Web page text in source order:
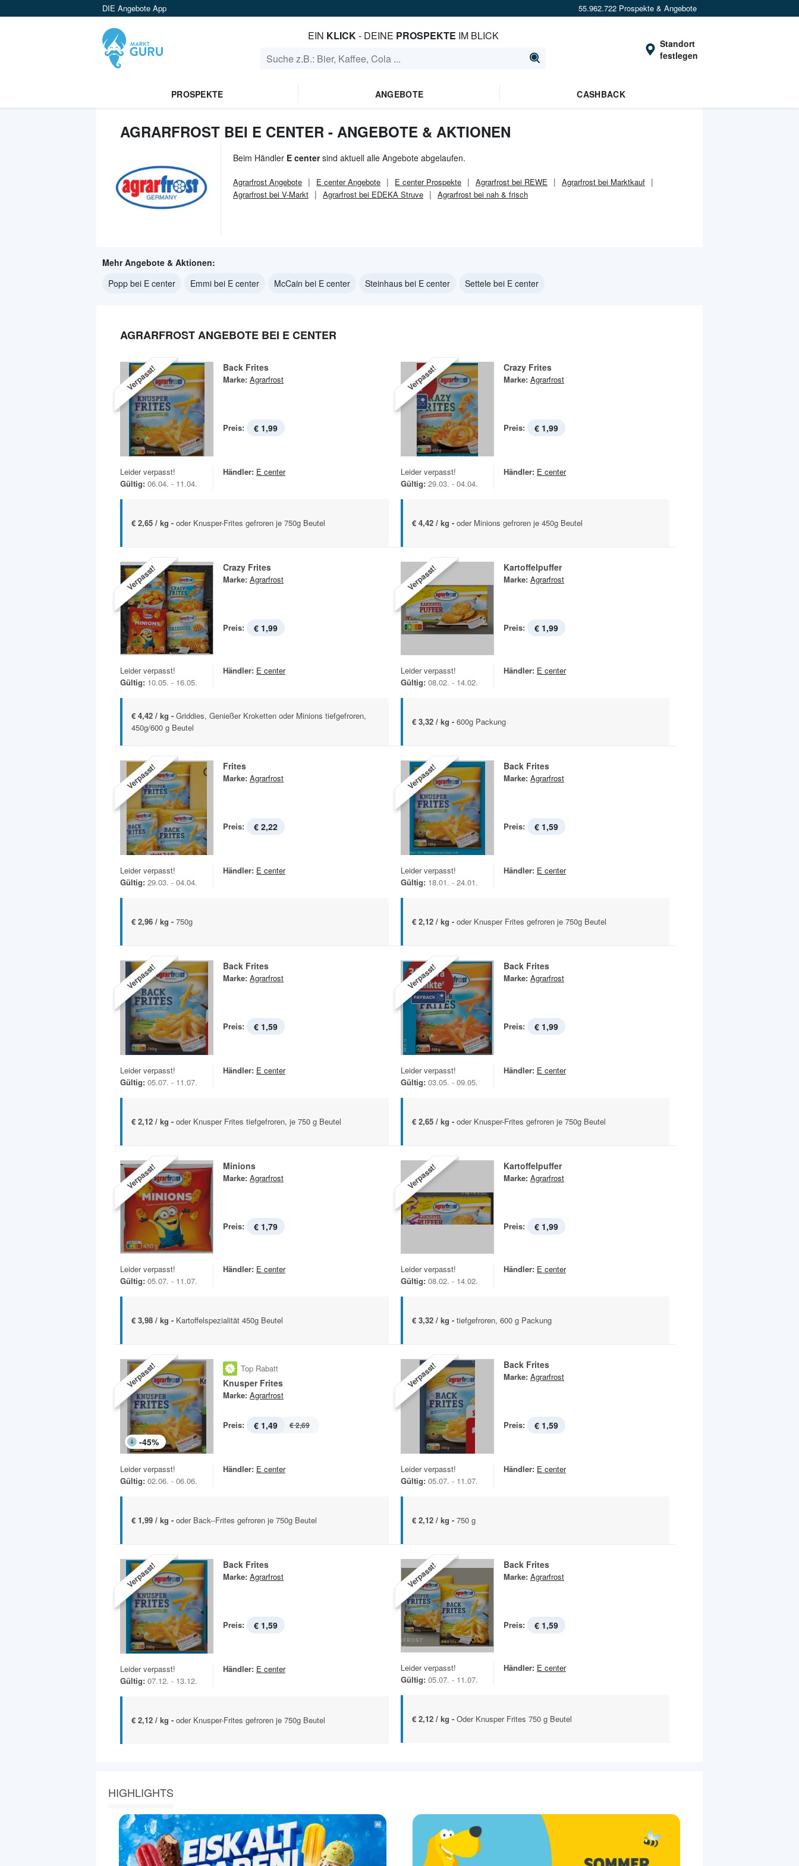
DIE Angebote App 55.962.722 Prospekte & Angebote
EIN KLICK- DEINE PROSPEKTE IM BLICK
Standort
festlegen
PROSPEKTE ANGEBOTE CASHBACK
AGRARFROST BEI E CENTER - ANGEBOTE & AKTIONEN
Beim Händler E centersind aktuell alle Angebote abgelaufen.
Agrarfrost Angebote E centerAngebote E centerProspekte Agrarfrost bei REWE
Agrarfrost bei Marktkauf
Agrarfrost bei V-Markt
Agrarfrost bei EDEKA Struve Agrarfrost bei nah & frisch
Mehr Angebote & Aktionen:
Popp bei E center
Emmi bei E center McCain bei E center Steinhaus bei E center Settele bei E center
AGRARFROST ANGEBOTE BEI E CENTER
Verpasst! Back Frites
Marke: Agrarfrost
Preis: € 1,99
Leider verpasst!
Gültig: 06.04. - 11.04.
Händler: E center
€ 2,65 / kg - oder Knusper-Frites gefroren je 750g Beutel
Verpasst! Crazy Frites
Marke: Agrarfrost
Preis: € 1,99
Leider verpasst!
Gültig: 29.03. - 04.04.
Händler: E center
€ 4,42 / kg - oder Minions gefroren je 450g Beutel
Verpasst! Crazy Frites
Marke: Agrarfrost
Preis: € 1,99
Leider verpasst!
Gültig: 10.05. - 16.05.
Händler: E center
€ 4,42 / kg - Griddies, Genießer Kroketten oder Minions tiefgefroren,
450g/600 g Beutel
Verpasst! Kartoffelpuffer
Marke: Agrarfrost
Preis: € 1,99
Leider verpasst!
Gültig: 08.02. - 14.02.
Händler: E center
€ 3,32 / kg - 600g Packung
Verpasst! Frites
Marke: Agrarfrost
Preis: € 2,22
Leider verpasst!
Gültig: 29.03. - 04.04.
Händler: E center
€ 2,96 / kg - 750g
Verpasst! Back Frites
Marke: Agrarfrost
Preis: € 1,59
Leider verpasst!
Gültig: 18.01. - 24.01.
Händler: E center
€ 2,12 / kg - oder Knusper Frites gefroren je 750g Beutel
Verpasst! Back Frites
Marke: Agrarfrost
Preis: € 1,59
Leider verpasst!
Gültig: 05.07. - 11.07.
Händler: E center
€ 2,12 / kg - oder Knusper Frites tiefgefroren, je 750 g Beutel
Verpasst! Back Frites
Marke: Agrarfrost
Preis: € 1,99
Leider verpasst!
Gültig: 03.05. - 09.05.
Händler: E center
€ 2,65 / kg - oder Knusper-Frites gefroren je 750g Beutel
Verpasst! Minions
Marke: Agrarfrost
Preis: € 1,79
Leider verpasst!
Gültig: 05.07. - 11.07.
Händler: E center
€ 3,98 / kg - Kartoffelspezialität 450g Beutel
Verpasst! Kartoffelpuffer
Marke: Agrarfrost
Preis: € 1,99
Leider verpasst!
Gültig: 08.02. - 14.02.
Händler: E center
€ 3,32 / kg - tiefgefroren, 600 g Packung
Verpasst!
-45%
Top Rabatt
Knusper Frites
Marke: Agrarfrost
Preis: € 1,49 € 2,69
Leider verpasst!
Gültig: 02.06. - 06.06.
Händler: E center
€ 1,99 / kg - oder Back--Frites gefroren je 750g Beutel
Verpasst! Back Frites
Marke: Agrarfrost
Preis: € 1,59
Leider verpasst!
Gültig: 05.07. - 11.07.
Händler: E center
€ 2,12 / kg - 750 g
Verpasst! Back Frites
Marke: Agrarfrost
Preis: € 1,59
Leider verpasst!
Gültig: 07.12. - 13.12.
Händler: E center
€ 2,12 / kg - oder Knusper-Frites gefroren je 750g Beutel
Verpasst! Back Frites
Marke: Agrarfrost
Preis: € 1,59
Leider verpasst!
Gültig: 05.07. - 11.07.
Händler: E center
€ 2,12 / kg - Oder Knusper Frites 750 g Beutel
HIGHLIGHTS